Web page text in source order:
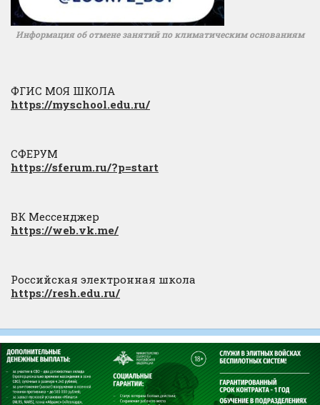
Информация об отмене занятий по климатическим основаниям
ФГИС МОЯ ШКОЛА
https://myschool.edu.ru/
СФЕРУМ
https://sferum.ru/?p=start
ВК Мессенджер
https://web.vk.me/
Российская электронная школа
https://resh.edu.ru/